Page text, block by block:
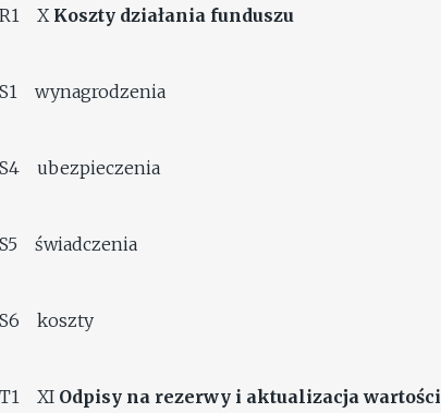
R1 X Koszty działania funduszu
S1 wynagrodzenia
S4 ubezpieczenia
S5 świadczenia
S6 koszty
T1 XI Odpisy na rezerwy i aktualizacja wartości